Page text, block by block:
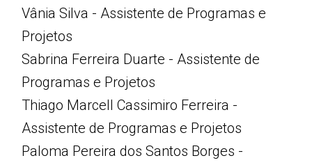
Vânia Silva - Assistente de Programas e
Projetos
Sabrina Ferreira Duarte - Assistente de
Programas e Projetos
Thiago Marcell Cassimiro Ferreira -
Assistente de Programas e Projetos
Paloma Pereira dos Santos Borges -